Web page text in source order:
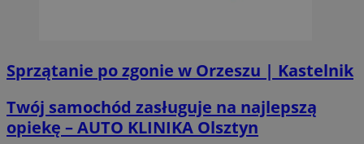
Sprzątanie po zgonie w Orzeszu | Kastelnik
Twój samochód zasługuje na najlepszą
opiekę – AUTO KLINIKA Olsztyn